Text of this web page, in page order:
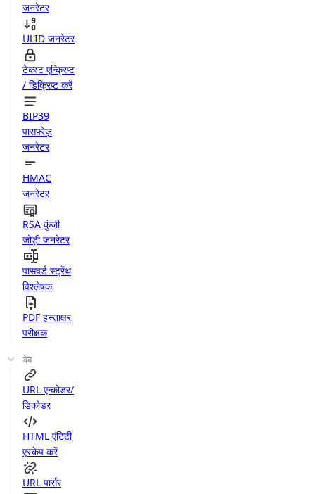
जनरेटर
ULID जनरेटर
टेक्स्ट एन्क्रिप्ट
/ डिक्रिप्ट करें
BIP39
पासफ़्रेज़
जनरेटर
HMAC
जनरेटर
RSA कुंजी
जोड़ी जनरेटर
पासवर्ड स्ट्रेंथ
विश्लेषक
PDF हस्ताक्षर
परीक्षक
वेब
URL एन्कोडर/
डिकोडर
HTML एंटिटी
एस्केप करें
URL पार्सर